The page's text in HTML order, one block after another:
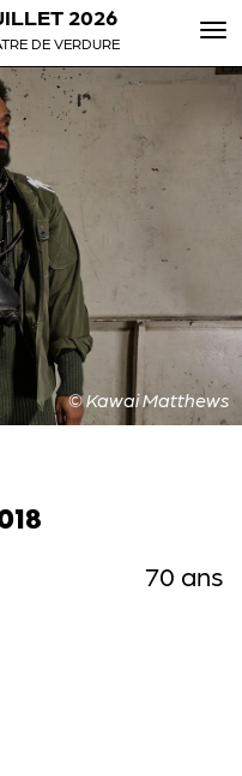
2026
DE VERDURE
© Kawai Matthews
70 ans